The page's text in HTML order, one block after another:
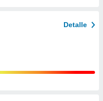
Detalle